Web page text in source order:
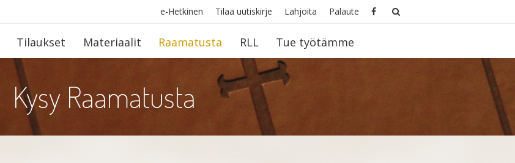
e-Hetkinen Tilaa uutiskirje Lahjoita Palaute
Tilaukset Materiaalit Raamatusta RLL Tue työtämme
Kysy Raamatusta